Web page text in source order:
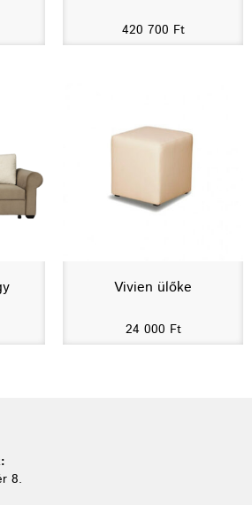
420 700 Ft
Vivien ülőke
24 000 Ft
8.